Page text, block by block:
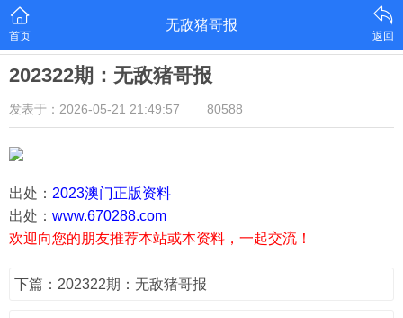
首页
无敌猪哥报
返回
202322期：无敌猪哥报
发表于：2026-05-21 21:49:57 80588
出处： 2023澳门正版资料
出处： www.670288.com
欢迎向您的朋友推荐本站或本资料，一起交流！
下篇：202322期：无敌猪哥报